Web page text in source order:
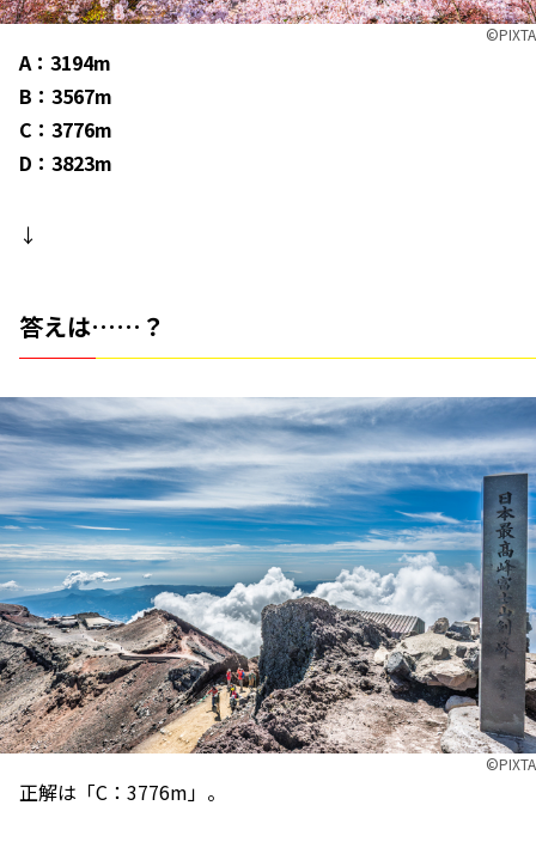
©︎PIXTA
A：3194m
B：3567m
C：3776m
D：3823m
↓
答えは……？
©︎PIXTA
正解は「C：3776m」。